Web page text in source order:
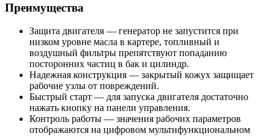
Преимущества
Защита двигателя — генератор не запустится при
низком уровне масла в картере, топливный и
воздушный фильтры препятствуют попаданию
посторонних частиц в бак и цилиндр.
Надежная конструкция — закрытый кожух защищает
рабочие узлы от повреждений.
Быстрый старт — для запуска двигателя достаточно
нажать кнопку на панели управления.
Контроль работы — значения рабочих параметров
отображаются на цифровом мультифункциональном